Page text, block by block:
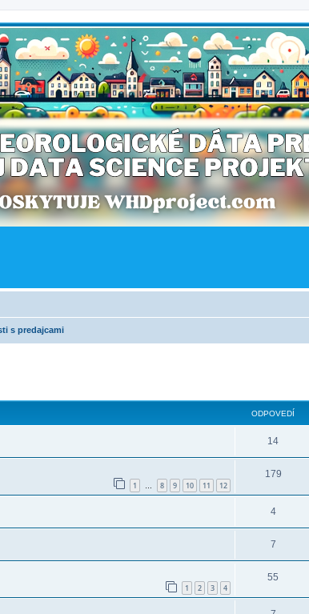
s predajcami
ODPOVEDÍ
14
1 … 8 9 10 11 12
179
4
7
1 2 3 4
55